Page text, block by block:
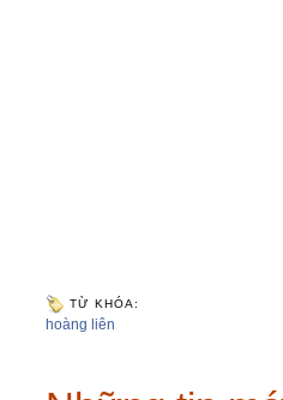
TỪ KHÓA:
hoàng liên